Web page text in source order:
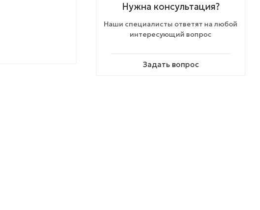
Нужна консультация?
Наши специалисты ответят на любой
интересующий вопрос
Задать вопрос